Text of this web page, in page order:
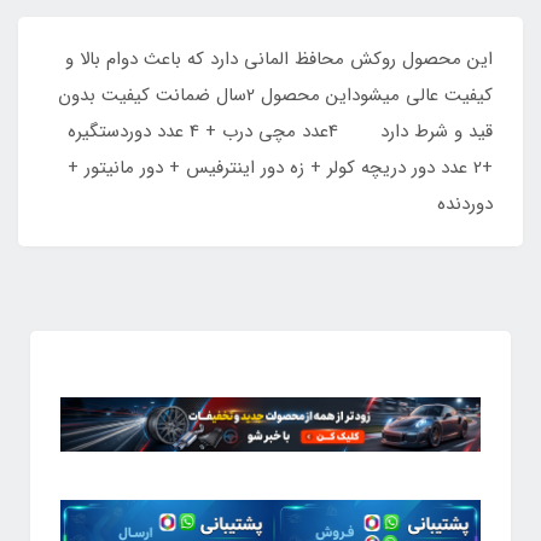
این محصول روکش محافظ المانی دارد که باعث دوام بالا و
کیفیت عالی میشوداین محصول 2سال ضمانت کیفیت بدون
قید و شرط دارد 4عدد مچی درب + 4 عدد دوردستگیره
+2 عدد دور دریچه کولر + زه دور اینترفیس + دور مانیتور +
دوردنده